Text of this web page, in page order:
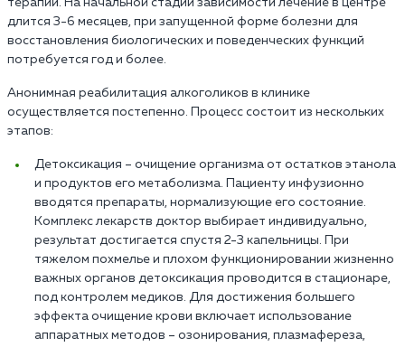
терапии. На начальной стадии зависимости лечение в центре
длится 3-6 месяцев, при запущенной форме болезни для
восстановления биологических и поведенческих функций
потребуется год и более.
Анонимная реабилитация алкоголиков в клинике
осуществляется постепенно. Процесс состоит из нескольких
этапов:
Детоксикация – очищение организма от остатков этанола
и продуктов его метаболизма. Пациенту инфузионно
вводятся препараты, нормализующие его состояние.
Комплекс лекарств доктор выбирает индивидуально,
результат достигается спустя 2-3 капельницы. При
тяжелом похмелье и плохом функционировании жизненно
важных органов детоксикация проводится в стационаре,
под контролем медиков. Для достижения большего
эффекта очищение крови включает использование
аппаратных методов – озонирования, плазмафереза,